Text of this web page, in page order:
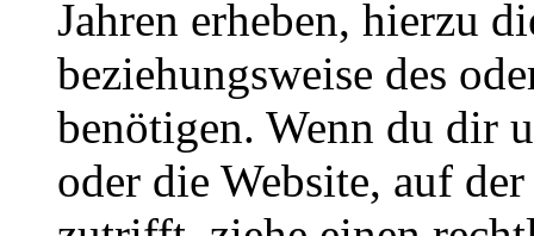
Jahren erheben, hierzu
beziehungsweise des
benötigen. Wenn du dir
oder die Website, auf